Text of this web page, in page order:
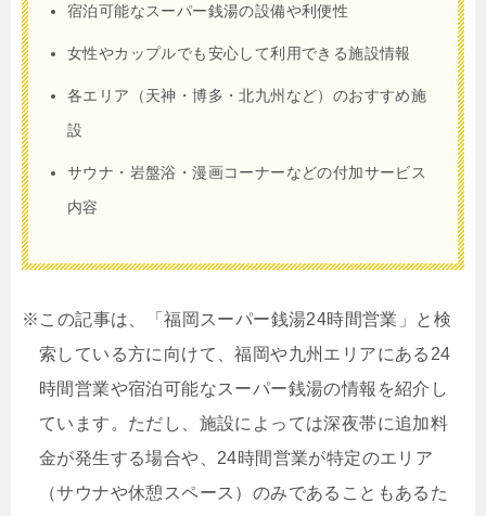
宿泊可能なスーパー銭湯の設備や利便性
女性やカップルでも安心して利用できる施設情報
各エリア（天神・博多・北九州など）のおすすめ施
設
サウナ・岩盤浴・漫画コーナーなどの付加サービス
内容
※この記事は、「福岡スーパー銭湯24時間営業」と検
索している方に向けて、福岡や九州エリアにある24
時間営業や宿泊可能なスーパー銭湯の情報を紹介し
ています。ただし、施設によっては深夜帯に追加料
金が発生する場合や、24時間営業が特定のエリア
（サウナや休憩スペース）のみであることもあるた